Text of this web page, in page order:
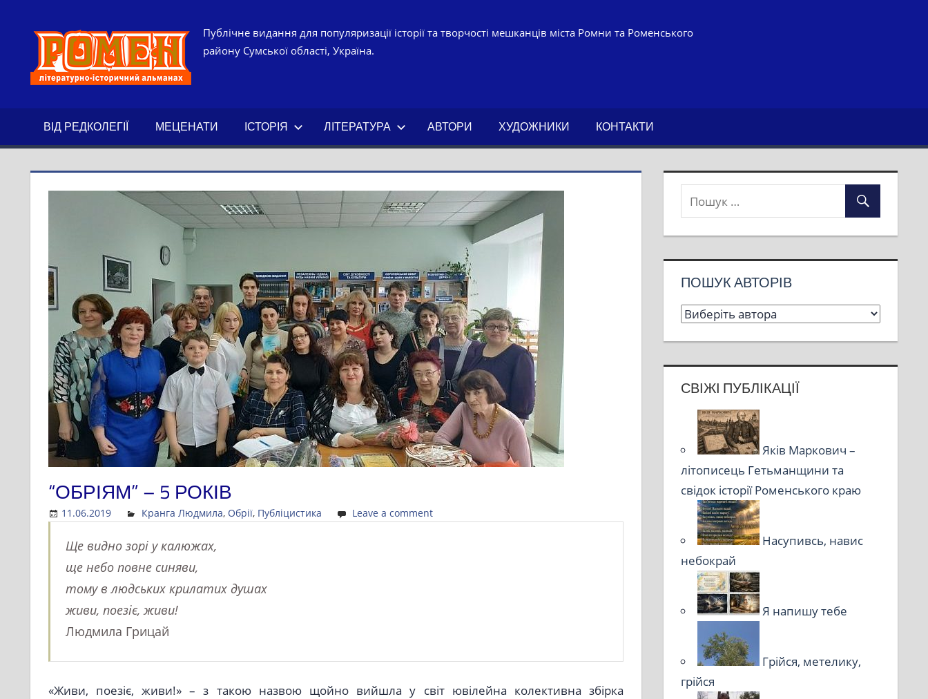
РОМЕН.
ІСТОРИЧНИЙ
АЛЬМАНАХ.
Публічне видання для популяризації історії та творчості мешканців міста Ромни та Роменського
району Сумської області, Україна.
ВІД РЕДКОЛЕГІЇ МЕЦЕНАТИ ІСТОРІЯ ЛІТЕРАТУРА АВТОРИ ХУДОЖНИКИ КОНТАКТИ
“ОБРІЯМ” – 5 РОКІВ
11.06.2019 Admin
Кранга Людмила, Обрії, Публіцистика Leave a comment
Ще видно зорі у калюжах,
ще небо повне синяви,
тому в людських крилатих душах
живи, поезіє, живи!
Людмила Грицай
«Живи, поезіє, живи!» – з такою назвою щойно вийшла у світ ювілейна колективна збірка
ПОШУК АВТОРІВ
СВІЖІ ПУБЛІКАЦІЇ
Яків Маркович –
літописець Гетьманщини та
свідок історії Роменського краю
Насупивсь, навис
небокрай
Я напишу тебе
Грійся, метелику,
грійся